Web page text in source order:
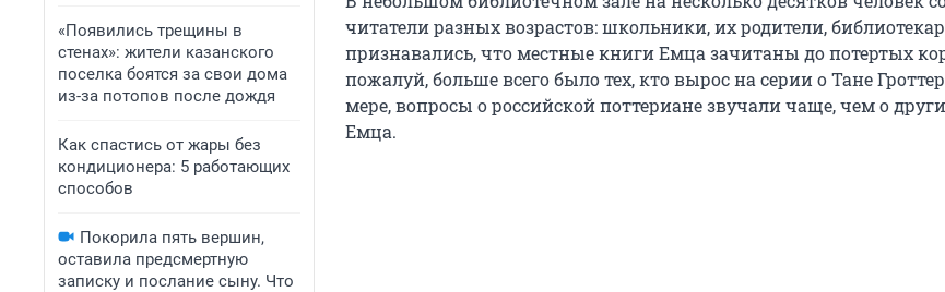
«Появились трещины в
стенах»: жители казанского
поселка боятся за свои дома
из-за потопов после дождя
Как спастись от жары без
кондиционера: 5 работающих
способов
Покорила пять вершин,
оставила предсмертную
записку и послание сыну. Что
читатели разных возрастов: школьники, их родители,
признавались, что местные книги Емца зачитаны до потертых
пожалуй, больше всего было тех, кто вырос на серии о Тане
мере, вопросы о российской поттериане звучали чаще, чем о
Емца.